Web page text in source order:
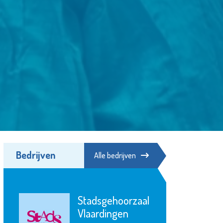
Bedrijven Alle bedrijven
YETS Foundation